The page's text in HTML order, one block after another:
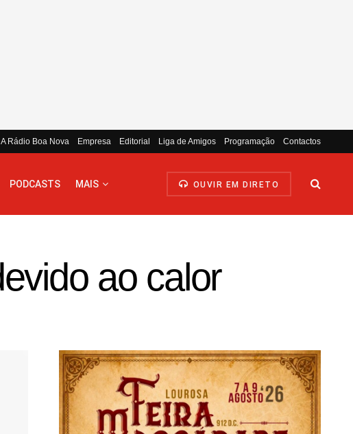
A Rádio Boa Nova Empresa Editorial Liga de Amigos Programação Contactos
PODCASTS MAIS OUVIR EM DIRETO
ao calor